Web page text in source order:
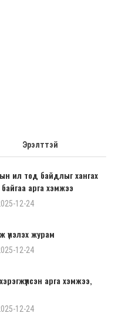
Эрэлттэй
ил тод байдлыг хангах
байгаа арга хэмжээ
12-24
үнэлэх журам
12-24
арга хэмжээ,
12-24